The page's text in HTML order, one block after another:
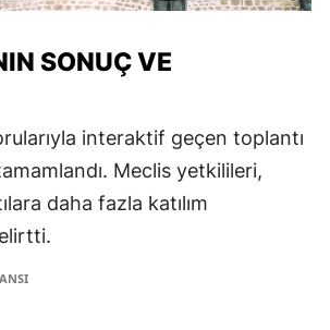
SONUÇ VE
interaktif geçen toplantı
Meclis yetkilileri,
daha fazla katılım